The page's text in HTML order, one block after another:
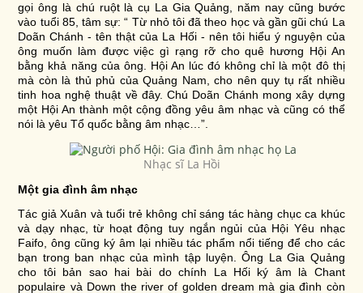
gọi ông là chú ruột là cụ La Gia Quảng, năm nay cũng bước
vào tuổi 85, tâm sự: “ Từ nhỏ tôi đã theo học và gần gũi chú La
Doãn Chánh - tên thật của La Hối - nên tôi hiểu ý nguyện của
ông muốn làm được việc gì rạng rỡ cho quê hương Hội An
bằng khả năng của ông. Hội An lúc đó không chỉ là một đô thị
mà còn là thủ phủ của Quảng Nam, cho nên quy tụ rất nhiều
tinh hoa nghệ thuật về đây. Chú Doãn Chánh mong xây dựng
một Hội An thành một cộng đồng yêu âm nhạc và cũng có thể
nói là yêu Tổ quốc bằng âm nhạc…”.
Nhạc sĩ La Hồi
Một gia đình âm nhạc
Tác giảXuân và tuổi trẻkhông chỉ sáng tác hàng chục ca khúc
và dạy nhạc, từ hoạt động tuy ngắn ngủi của Hội Yêu nhạc
Faifo, ông cũng ký âm lại nhiều tác phẩm nổi tiếng để cho các
bạn trong ban nhạc của mình tập luyện. Ông La Gia Quảng
cho tôi bản sao hai bài do chính La Hối ký âm là Chant
populaire và Down the river of golden dream mà gia đình còn